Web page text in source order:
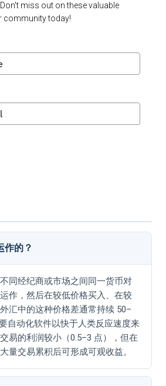
miss out on these valuable
today!
作的？
同经纪商或市场之间同一货币对
作，然后在较低价格买入、在较
汇中的这种价格差通常持续 50–
自动化软件以快于人类反应速度来
易的利润较小（0.5–3 点），但在
量交易累积后可形成可观收益。